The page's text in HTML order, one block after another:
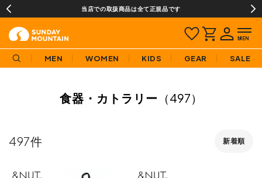
当店での取扱商品は全て正規品です
MEN WOMEN KIDS GEAR SALE
食器・カトラリー （497）
新着順
497